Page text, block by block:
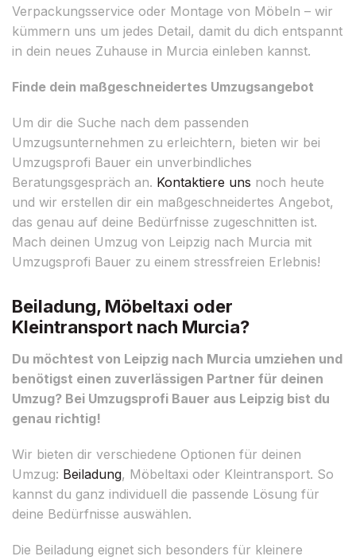
Verpackungsservice oder Montage von Möbeln – wir
kümmern uns um jedes Detail, damit du dich entspannt
in dein neues Zuhause in Murcia einleben kannst.
Finde dein maßgeschneidertes Umzugsangebot
Um dir die Suche nach dem passenden
Umzugsunternehmen zu erleichtern, bieten wir bei
Umzugsprofi Bauer ein unverbindliches
Beratungsgespräch an. Kontaktiere uns noch heute
und wir erstellen dir ein maßgeschneidertes Angebot,
das genau auf deine Bedürfnisse zugeschnitten ist.
Mach deinen Umzug von Leipzig nach Murcia mit
Umzugsprofi Bauer zu einem stressfreien Erlebnis!
Beiladung, Möbeltaxi oder
Kleintransport nach Murcia?
Du möchtest von Leipzig nach Murcia umziehen und
benötigst einen zuverlässigen Partner für deinen
Umzug? Bei Umzugsprofi Bauer aus Leipzig bist du
genau richtig!
Wir bieten dir verschiedene Optionen für deinen
Umzug: Beiladung, Möbeltaxi oder Kleintransport. So
kannst du ganz individuell die passende Lösung für
deine Bedürfnisse auswählen.
Die Beiladung eignet sich besonders für kleinere